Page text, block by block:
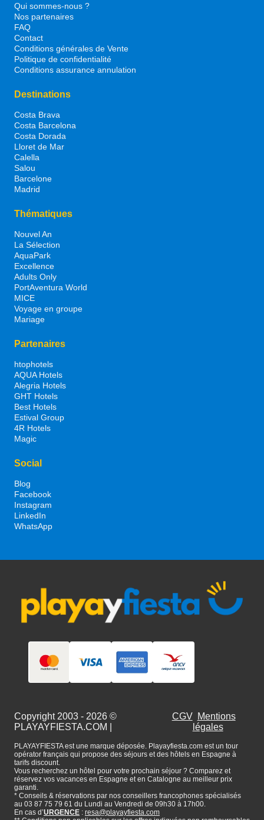
Qui sommes-nous ?
Nos partenaires
FAQ
Contact
Conditions générales de Vente
Politique de confidentialité
Conditions assurance annulation
Destinations
Costa Brava
Costa Barcelona
Costa Dorada
Lloret de Mar
Calella
Salou
Barcelone
Madrid
Thématiques
Nouvel An
La Sélection
AquaPark
Excellence
Adults Only
PortAventura World
MICE
Voyage en groupe
Mariage
Partenaires
htophotels
AQUA Hotels
Alegria Hotels
GHT Hotels
Best Hotels
Estival Group
4R Hotels
Magic
Social
Blog
Facebook
Instagram
LinkedIn
WhatsApp
Copyright 2003 - 2026 ©
PLAYAYFIESTA.COM
CGV
Mentions
légales
PLAYAYFIESTA est une marque déposée. Playayfiesta.com est un tour
opérator français qui propose des séjours et des hôtels en Espagne à
tarifs discount.
Vous recherchez un hôtel pour votre prochain séjour ? Comparez et
réservez vos vacances en Espagne et en Catalogne au meilleur prix
garanti.
* Conseils & réservations par nos conseillers francophones spécialisés
au 03 87 75 79 61 du Lundi au Vendredi de 09h30 à 17h00.
En cas d’URGENCE : resa@playayfiesta.com